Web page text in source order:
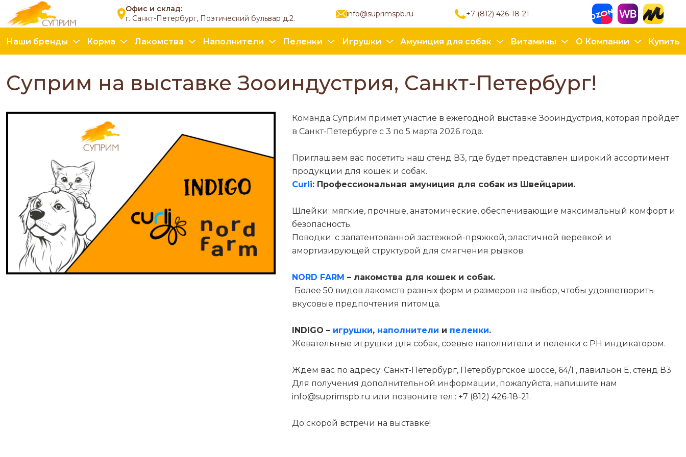
Офис и склад:
г. Санкт-Петербург, Поэтический бульвар д.2.
info@suprimspb.ru +7 (812) 426-18-21
Наши бренды Корма Лакомства Наполнители Пеленки Игрушки Амуниция для собак Витамины О Компании Купить
Суприм на выставке Зооиндустрия, Санкт-Петербург!
Команда Суприм примет участие в ежегодной выставке Зооиндустрия, которая пройдет
в Санкт-Петербурге с 3 по 5 марта 2026 года.
Приглашаем вас посетить наш стенд В3, где будет представлен широкий ассортимент
продукции для кошек и собак.
Curli: Профессиональная амуниция для собак из Швейцарии.
Шлейки: мягкие, прочные, анатомические, обеспечивающие максимальный комфорт и
безопасность.
Поводки: с запатентованной застежкой-пряжкой, эластичной веревкой и
амортизирующей структурой для смягчения рывков.
NORD FARM – лакомства для кошек и собак.
Более 50 видов лакомств разных форм и размеров на выбор, чтобы удовлетворить
вкусовые предпочтения питомца.
INDIGO – игрушки, наполнители и пеленки.
Жевательные игрушки для собак, соевые наполнители и пеленки с PH индикатором.
Ждем вас по адресу: Санкт-Петербург, Петербургское шоссе, 64/1 , павильон Е, стенд В3
Для получения дополнительной информации, пожалуйста, напишите нам
info@suprimspb.ru или позвоните тел.: +7 (812) 426-18-21.
До скорой встречи на выставке!